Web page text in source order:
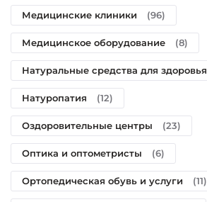
Медицинские клиники (96)
Медицинское оборудование (8)
Натуральные средства для здоровья
Натуропатия (12)
Оздоровительные центры (23)
Оптика и оптометристы (6)
Ортопедическая обувь и услуги (11)